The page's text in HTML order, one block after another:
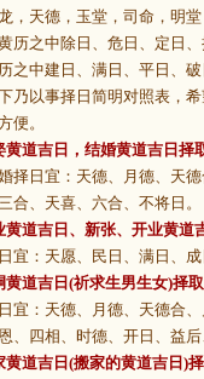
，天德，玉堂，司命，明
历之中除日、危日、定日
之中建日、满日、平日、
乃以事择日简明对照表，
便。
黄道吉日 ，结婚黄道吉日择
择日宜：天德、月德、天德
合、天喜、六合、不将日。
黄道吉日 、新张、开业黄道
宜：天愿、民日、满日、成
黄道吉日 (祈求生男生女)择取
宜：天德、月德、天德合
、四相、时德、开日、益后
黄道吉日 (搬家的黄道吉日)